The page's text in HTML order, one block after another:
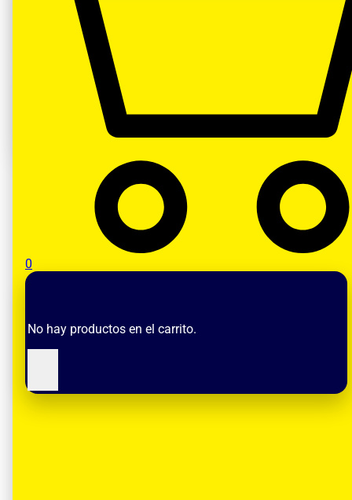
0
No hay productos en el carrito.
Aceite 15W40
Valorado5.00sobre 5 basado en4
COP 28.700 – COP3.262.000Price
COP 3.262.000
Envase